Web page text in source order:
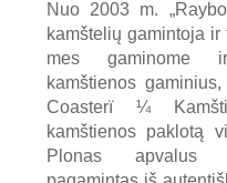
Nuo 2003 m.
kamštelių gamintoja
mes gaminome
kamštienos
Coasterï ¼
kamštienos paklotą
Plonas apvalus